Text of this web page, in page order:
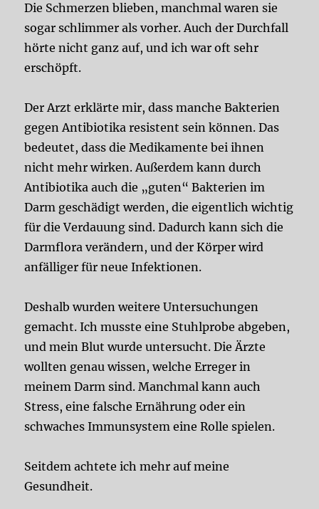
Die Schmerzen blieben, manchmal waren sie
sogar schlimmer als vorher. Auch der Durchfall
hörte nicht ganz auf, und ich war oft sehr
erschöpft.
Der Arzt erklärte mir, dass manche Bakterien
gegen Antibiotika resistent sein können. Das
bedeutet, dass die Medikamente bei ihnen
nicht mehr wirken. Außerdem kann durch
Antibiotika auch die „guten“ Bakterien im
Darm geschädigt werden, die eigentlich wichtig
für die Verdauung sind. Dadurch kann sich die
Darmflora verändern, und der Körper wird
anfälliger für neue Infektionen.
Deshalb wurden weitere Untersuchungen
gemacht. Ich musste eine Stuhlprobe abgeben,
und mein Blut wurde untersucht. Die Ärzte
wollten genau wissen, welche Erreger in
meinem Darm sind. Manchmal kann auch
Stress, eine falsche Ernährung oder ein
schwaches Immunsystem eine Rolle spielen.
Seitdem achtete ich mehr auf meine
Gesundheit.